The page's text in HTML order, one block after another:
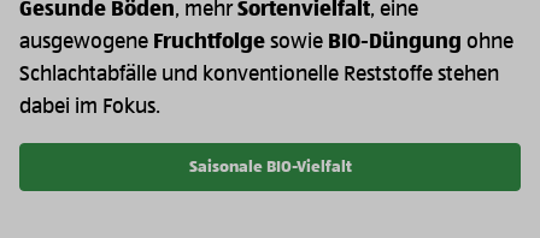
Gesunde Böden, mehrSortenvielfalt, eine
ausgewogene Fruchtfolge sowie BIO-Düngung ohne
Schlachtabfälle und konventionelle Reststoffe stehen
dabei im Fokus.
Saisonale BIO-Vielfalt